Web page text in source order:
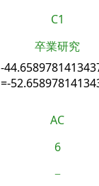
C1
卒業研究
-
=-
AC
6
−